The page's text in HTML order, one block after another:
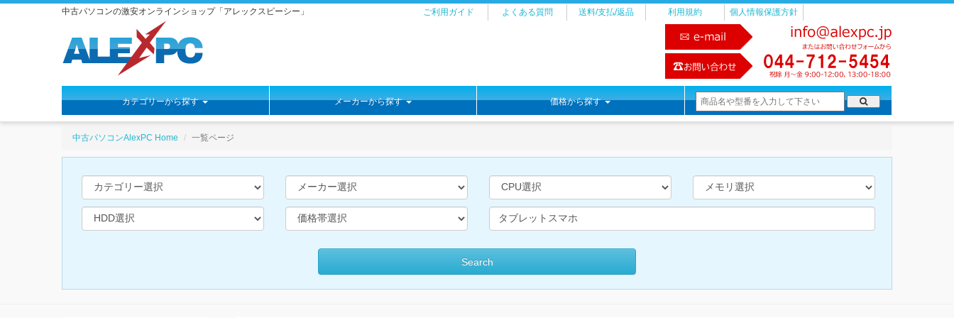
中古パソコンの激安オンラインショップ「アレックスピーシー」 ご利用ガイド よくある質問 送料/支払/返品 利用規約 個人情報保護方針
カテゴリーから探す メーカーから探す 価格から探す
中古パソコンAlexPC Home 一覧ページ